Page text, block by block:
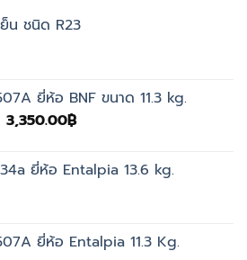
ย็น ชนิด R23
ยี่ห้อ BNF ขนาด 11.3 kg.
Original
4,500.00฿.
3,350.00฿Current
3,350.00฿.
ยี่ห้อ Entalpia 13.6 kg.
ยี่ห้อ Entalpia 11.3 Kg.